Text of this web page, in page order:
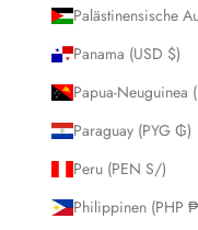
Palästinensische
Panama (USD $)
Papua-Neuguinea
Paraguay (PYG ₲)
Peru (PEN S/)
Philippinen (PHP